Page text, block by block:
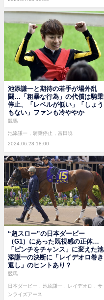
池添謙一と期待の若手が場外乱
闘…「粗暴な行為」の代償は騎乗
停止、「レベルが低い」「しょう
もない」ファンも冷ややか
2024.06.28 18:00
競馬
池添謙一 騎乗停止 富田暁
“超スロー”の日本ダービー
（G1）にあった既視感の正体…
「ピンチをチャンス」に変えた池
添謙一の決断に「レイデオロ巻き
返し」のヒントあり？
競馬
日本ダービー 池添謙一 レイデオロ
サ
ンライズアース